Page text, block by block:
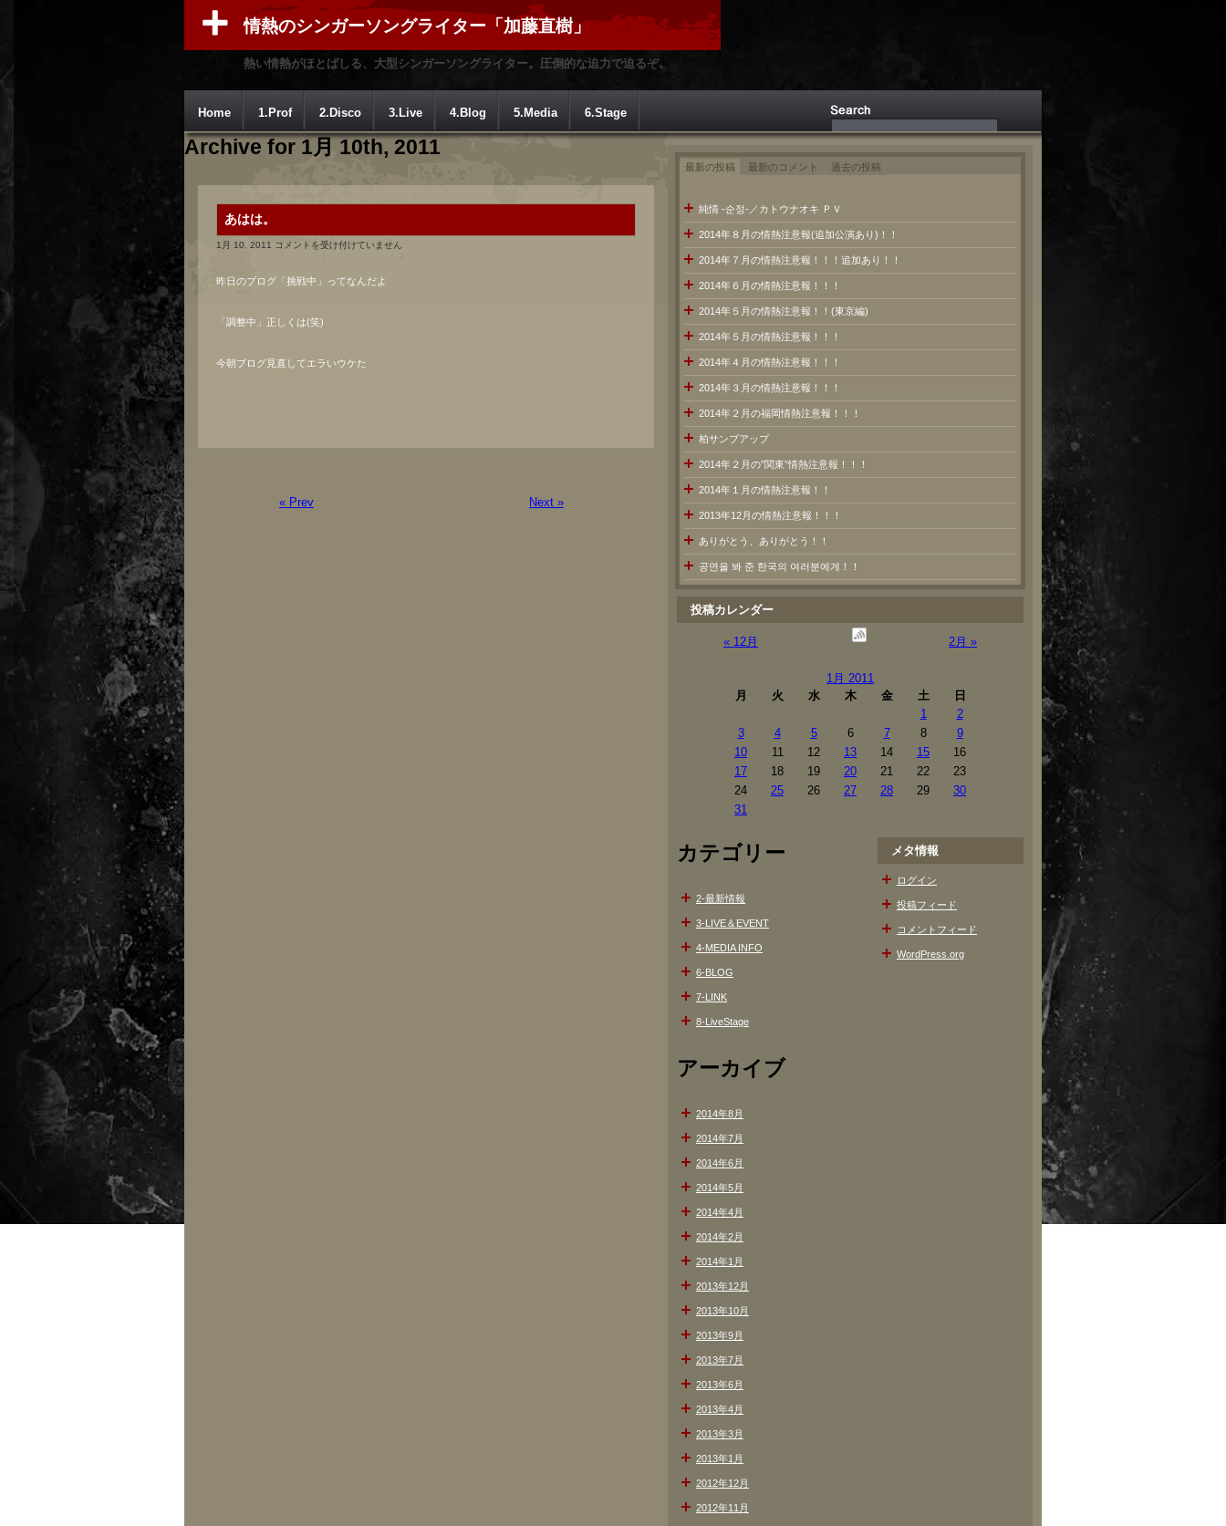
情熱のシンガーソングライター「加藤直樹」
熱い情熱がほとばしる、大型シンガーソングライター。圧倒的な迫力で迫るぞ。
Home 1.Prof 2.Disco 3.Live 4.Blog 5.Media 6.Stage
Archive for 1月 10th, 2011
あはは。
1月 10, 2011 あ
は
コメントを受け付けていません
昨日のブログ「挑戦中」ってなんだよ
「調整中」正しくは(笑)
今朝ブログ見直してエラいウケた
« Prev Next »
最新の投稿 最新のコメント 過去の投稿
純情 -순정-／カトウナオキ ＰＶ
2014年８月の情熱注意報(追加公演あり)！！
2014年７月の情熱注意報！！！追加あり！！
2014年６月の情熱注意報！！！
2014年５月の情熱注意報！！(東京編)
2014年５月の情熱注意報！！！
2014年４月の情熱注意報！！！
2014年３月の情熱注意報！！！
2014年２月の福岡情熱注意報！！！
柏サンブアップ
2014年２月の”関東”情熱注意報！！！
2014年１月の情熱注意報！！
2013年12月の情熱注意報！！！
ありがとう、ありがとう！！
공연을 봐 준 한국의 여러분에게！！
投稿カレンダー
« 12月 2月 »
1月 2011
月
火 水 木 金 土
日
1
2
3
4 5 6 7 8
9
10
11 12 13 14 15
16
17
18 19 20 21 22
23
24
25 26 27 28 29
30
31
カテゴリー
2-最新情報
3-LIVE＆EVENT
4-MEDIA INFO
6-BLOG
7-LINK
8-LiveStage
アーカイブ
2014年8月
2014年7月
2014年6月
2014年5月
2014年4月
2014年2月
2014年1月
2013年12月
2013年10月
2013年9月
2013年7月
2013年6月
2013年4月
2013年3月
2013年1月
2012年12月
2012年11月
メタ情報
ログイン
投稿フィード
コメントフィード
WordPress.org